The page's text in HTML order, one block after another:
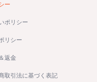
ー
ポリシー
リシー
返金
取引法に基づく表記